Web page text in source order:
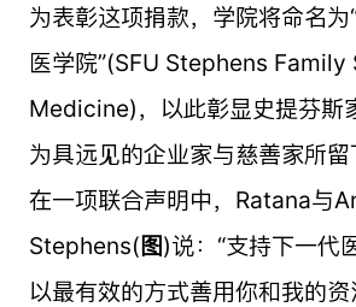
为表彰这项捐款，学院将命名为
医学院”(SFU Stephens
Medicine)，以此彰显史提芬斯
为具远见的企业家与慈善家所留
在一项联合声明中，Ratana与
Stephens(图)说：“支持下一代
以最有效的方式善用你和我的